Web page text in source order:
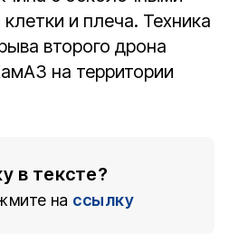
и плеча. Техника
второго дрона
на территории
в тексте?
на ссылку